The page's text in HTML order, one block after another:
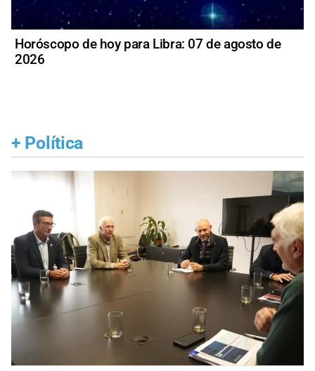
Horóscopo de hoy para Libra: 07 de agosto de
2026
+ Política